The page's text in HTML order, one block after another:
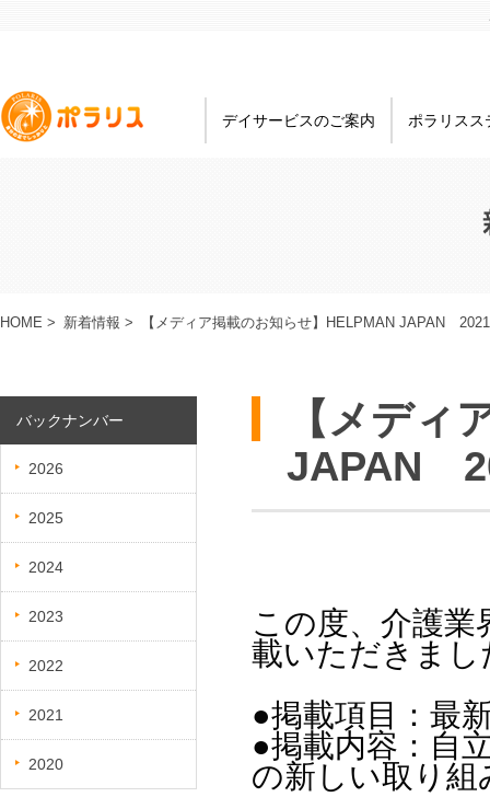
デイサービスのご案内 ポラリスス
HOME > 新着情報 > 【メディア掲載のお知らせ】HELPMAN JAPAN
【メディ
JAPAN
この度、介護業
載いただきまし
●掲載項目：最
●掲載内容：自
の新しい取り
バックナンバー
2026
2025
2024
2023
2022
2021
2020